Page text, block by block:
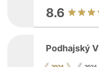
8.6
Podhajský